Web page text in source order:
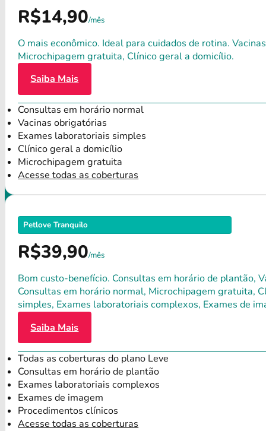
R$14,90/mês
O mais econômico. Ideal para cuidados de rotina.
Microchipagem gratuita, Clínico geral a domicílio.
Saiba Mais
Consultas em horário normal
Vacinas obrigatórias
Exames laboratoriais simples
Clínico geral a domicílio
Microchipagem gratuita
Acesse todas as coberturas
Petlove Tranquilo
R$39,90/mês
Bom custo-benefício. Consultas em horário de plantão,
Consultas em horário normal, Microchipagem gratuita,
simples, Exames laboratoriais complexos, Exames de
Saiba Mais
Todas as coberturas do plano Leve
Consultas em horário de plantão
Exames laboratoriais complexos
Exames de imagem
Procedimentos clínicos
Acesse todas as coberturas